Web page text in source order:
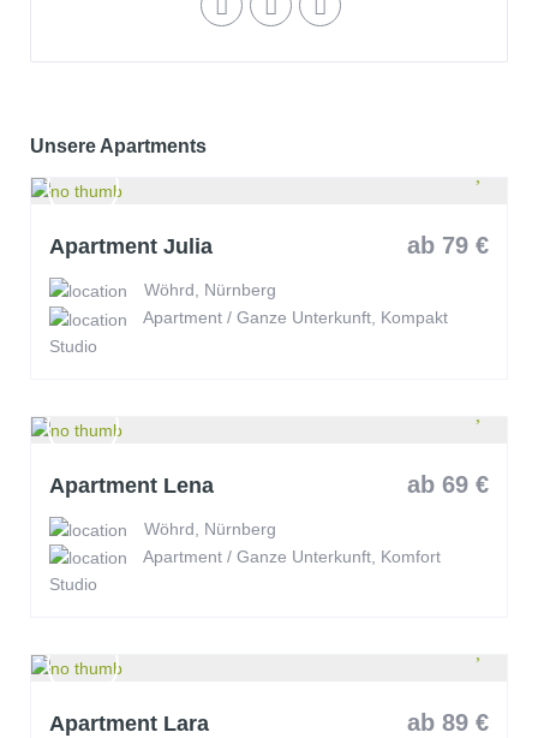
Unsere Apartments
ab 79 €
Apartment Julia
Wöhrd, Nürnberg
Apartment / Ganze Unterkunft, Kompakt
Studio
ab 69 €
Apartment Lena
Wöhrd, Nürnberg
Apartment / Ganze Unterkunft, Komfort
Studio
ab 89 €
Apartment Lara